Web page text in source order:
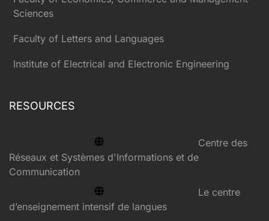
Sciences
Faculty of Letters and Languages
Institute of Electrical and Electronic Engineering
RESOURCES
Centre des
Réseaux et Systèmes d'Informations et de
Communication
Le centre
d’enseignement intensif de langues